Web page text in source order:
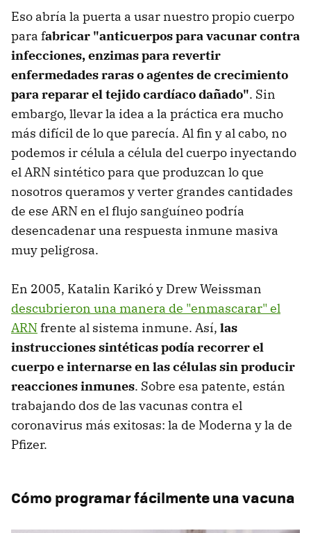
Eso abría la puerta a usar nuestro propio cuerpo
para fabricar "anticuerpos para vacunar contra
infecciones, enzimas para revertir
enfermedades raras o agentes de crecimiento
para reparar el tejido cardíaco dañado". Sin
embargo, llevar la idea a la práctica era mucho
más difícil de lo que parecía. Al fin y al cabo, no
podemos ir célula a célula del cuerpo inyectando
el ARN sintético para que produzcan lo que
nosotros queramos y verter grandes cantidades
de ese ARN en el flujo sanguíneo podría
desencadenar una respuesta inmune masiva
muy peligrosa.
En 2005, Katalin Karikó y Drew Weissman
descubrieron una manera de "enmascarar" el
ARNfrente al sistema inmune. Así, las
instrucciones sintéticas podía recorrer el
cuerpo e internarse en las células sin producir
reacciones inmunes. Sobre esa patente, están
trabajando dos de las vacunas contra el
coronavirus más exitosas: la de Moderna y la de
Pfizer.
Cómo programar fácilmente una vacuna